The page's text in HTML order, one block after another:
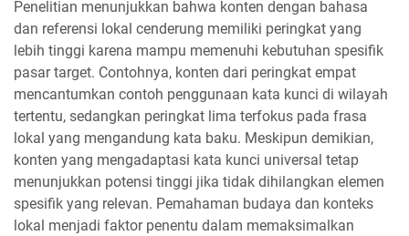
Penelitian menunjukkan bahwa konten dengan bahasa
dan referensi lokal cenderung memiliki peringkat yang
lebih tinggi karena mampu memenuhi kebutuhan spesifik
pasar target. Contohnya, konten dari peringkat empat
mencantumkan contoh penggunaan kata kunci di wilayah
tertentu, sedangkan peringkat lima terfokus pada frasa
lokal yang mengandung kata baku. Meskipun demikian,
konten yang mengadaptasi kata kunci universal tetap
menunjukkan potensi tinggi jika tidak dihilangkan elemen
spesifik yang relevan. Pemahaman budaya dan konteks
lokal menjadi faktor penentu dalam memaksimalkan